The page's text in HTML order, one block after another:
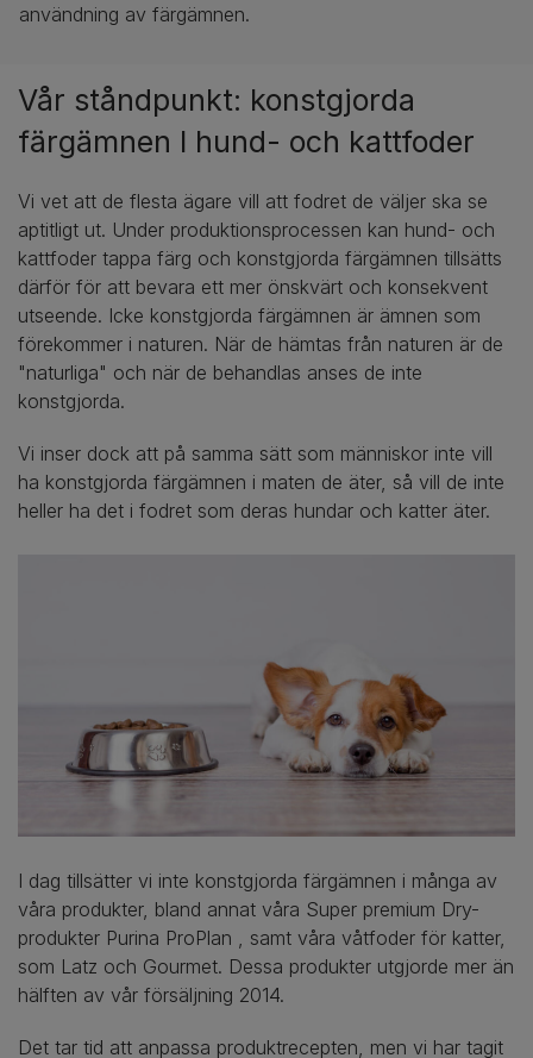
användning av färgämnen.
Vår ståndpunkt: konstgjorda
färgämnen I hund- och kattfoder
Vi vet att de flesta ägare vill att fodret de väljer ska se
aptitligt ut. Under produktionsprocessen kan hund- och
kattfoder tappa färg och konstgjorda färgämnen tillsätts
därför för att bevara ett mer önskvärt och konsekvent
utseende. Icke konstgjorda färgämnen är ämnen som
förekommer i naturen. När de hämtas från naturen är de
"naturliga" och när de behandlas anses de inte
konstgjorda.
Vi inser dock att på samma sätt som människor inte vill
ha konstgjorda färgämnen i maten de äter, så vill de inte
heller ha det i fodret som deras hundar och katter äter.
I dag tillsätter vi inte konstgjorda färgämnen i många av
våra produkter, bland annat våra Super premium Dry-
produkter Purina ProPlan , samt våra våtfoder för katter,
som Latz och Gourmet. Dessa produkter utgjorde mer än
hälften av vår försäljning 2014.
Det tar tid att anpassa produktrecepten, men vi har tagit